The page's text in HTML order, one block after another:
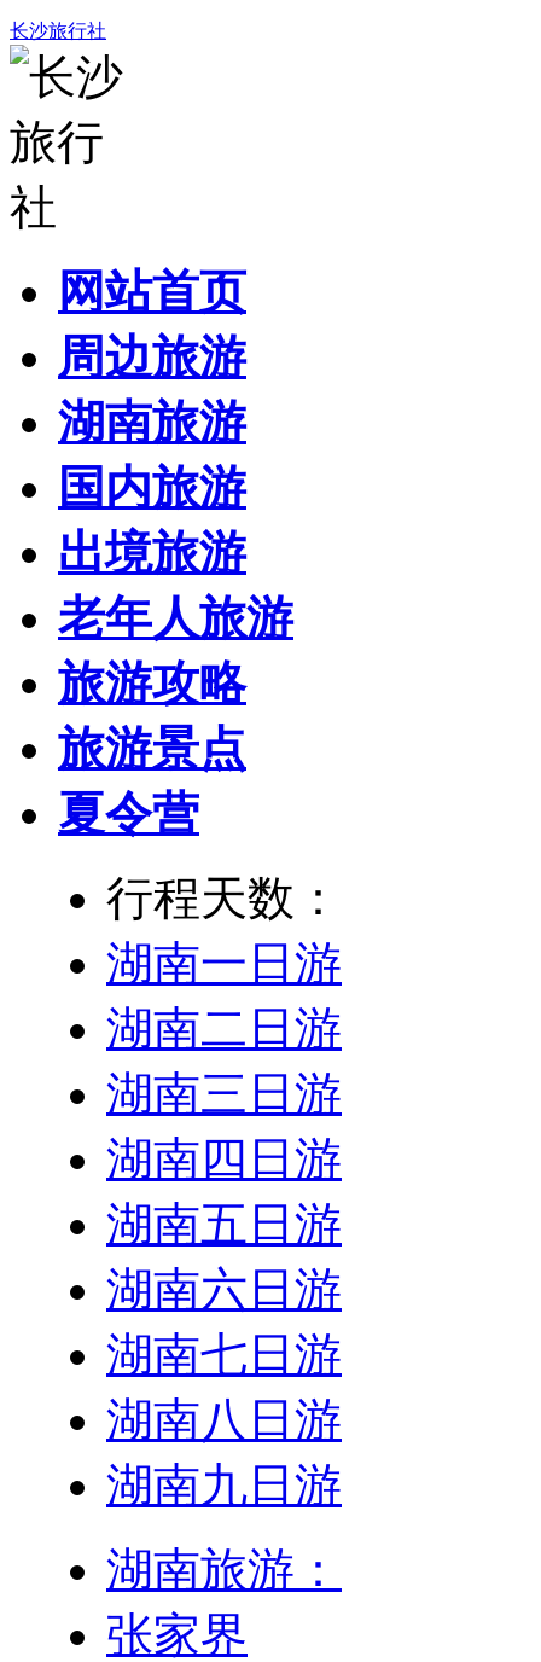
长沙旅行社
网站首页
周边旅游
湖南旅游
国内旅游
出境旅游
老年人旅游
旅游攻略
旅游景点
夏令营
行程天数：
湖南一日游
湖南二日游
湖南三日游
湖南四日游
湖南五日游
湖南六日游
湖南七日游
湖南八日游
湖南九日游
湖南旅游：
张家界